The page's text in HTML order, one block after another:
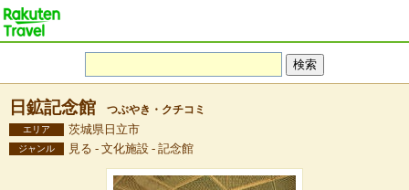
日鉱記念館 つぶやき・クチコミ
エリア 茨城県日立市
ジャンル 見る - 文化施設 - 記念館